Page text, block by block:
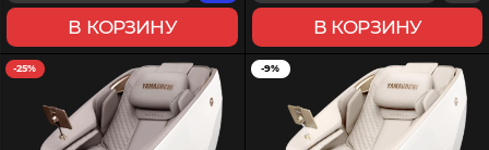
В КОРЗИНУ В КОРЗИНУ
-25% -9%